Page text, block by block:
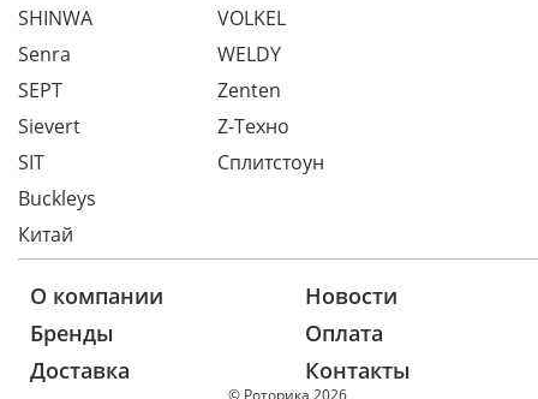
SHINWA
Senra
SEPT
Sievert
SIT
VOLKEL
WELDY
Zenten
Z-Техно
Сплитстоун
Buckleys
Китай
© Роторика 2026
О компании
Новости
Бренды
Оплата
Доставка
Контакты